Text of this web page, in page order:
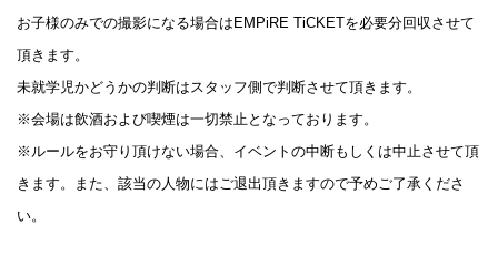
お子様のみでの撮影になる場合はEMPiRE TiCKETを必要分回収させて
頂きます。
未就学児かどうかの判断はスタッフ側で判断させて頂きます。
※会場は飲酒および喫煙は一切禁止となっております。
※ルールをお守り頂けない場合、イベントの中断もしくは中止させて頂
きます。また、該当の人物にはご退出頂きますので予めご了承くださ
い。